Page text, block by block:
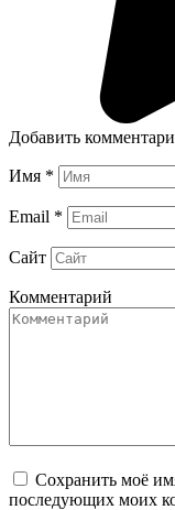
Добавить
Имя *
Email *
Сайт
Комментарий
Сохранить моё
последующих моих